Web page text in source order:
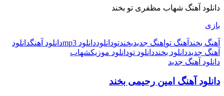
دانلود آهنگ شهاب مظفری تو بخند
بازی
آهنگ بخند آهنگ تو اهنگ جدیدبخندتودانلوددانلود mp3 دانلود آهنگدانلود
آهنگ جدیددانلود بخنددانلود تودانلود موزیکشهاب
دانلود آهنگ جدید
دانلود آهنگ امین رحیمی بخند